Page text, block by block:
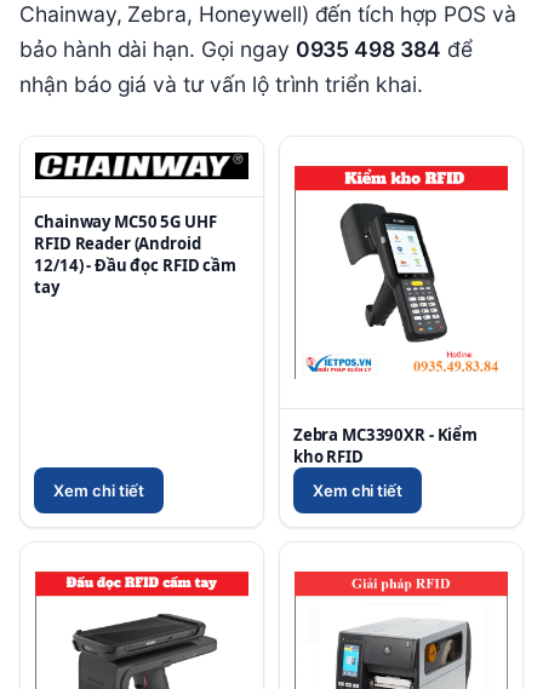
Chainway, Zebra, Honeywell) đến tích hợp POS và
bảo hành dài hạn. Gọi ngay 0935 498 384 để
nhận báo giá và tư vấn lộ trình triển khai.
Chainway MC50 5G UHF
RFID Reader (Android
12/14) - Đầu đọc RFID cầm
tay
Xem chi tiết
Zebra MC3390XR - Kiểm
kho RFID
Xem chi tiết